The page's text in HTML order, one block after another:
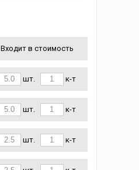
Входит в стоимость
шт. к-т
шт. к-т
шт. к-т